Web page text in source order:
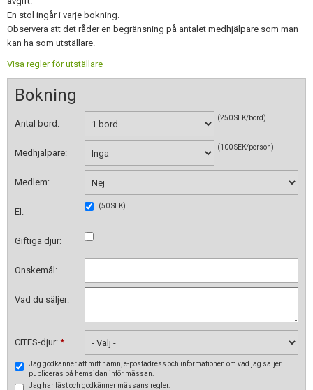
En stol ingår i varje bokning.
Observera att det råder en begränsning på antalet medhjälpare som man
kan ha som utställare.
Visa regler för utställare
Bokning
Antal bord:
(250SEK/bord)
Medhjälpare:
(100SEK/person)
Medlem:
El:
(50SEK)
Giftiga djur:
Önskemål:
Vad du säljer:
CITES-djur: *
Jag godkänner att mitt namn, e-postadress och informationen om vad jag säljer
publiceras på hemsidan inför mässan.
Jag har läst och godkänner mässans regler.